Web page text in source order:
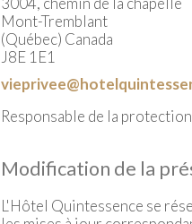
Mont-Tremblant
(Québec) Canada
J8E 1E1
Responsable de la
Modification de la
L'Hôtel Quintessence se